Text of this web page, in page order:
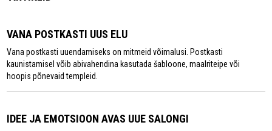
VANA POSTKASTI UUS ELU
Vana postkasti uuendamiseks on mitmeid võimalusi. Postkasti
kaunistamisel võib abivahendina kasutada šabloone, maalriteipe või
hoopis põnevaid templeid.
IDEE JA EMOTSIOON AVAS UUE SALONGI